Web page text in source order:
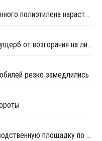
Удмуртский производитель вспененного полиэтилена нарастит выпуск на 15%
НКНХ оценил как незначительный ущерб от возгорания на линии полистирола
резко замедлились
"Теплолюкс" открыл новую производственную площадку по выпуску инженерных систем